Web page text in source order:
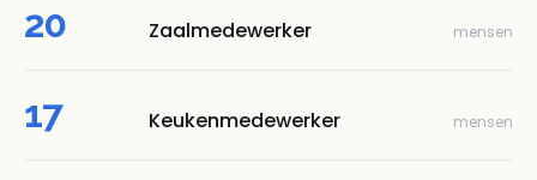
20 Zaalmedewerker mensen
17 Keukenmedewerker mensen